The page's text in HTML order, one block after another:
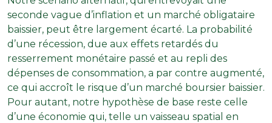
seconde vague d’inflation et un marché obligataire
baissier, peut être largement écarté. La probabilité
d’une récession, due aux effets retardés du
resserrement monétaire passé et au repli des
dépenses de consommation, a par contre augmenté,
ce qui accroît le risque d’un marché boursier baissier.
Pour autant, notre hypothèse de base reste celle
d’une économie qui, telle un vaisseau spatial en